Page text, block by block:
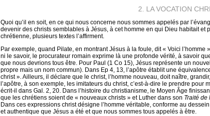
2. LA VOCATION
Quoi qu’il en soit, en ce qui nous concerne nous sommes appelés par
devenir des christs semblables à Jésus, à cet homme en qui Dieu habitait et
chrétienne, plusieurs textes l’affirment.
Par exemple, quand Pilate, en montrant Jésus à la foule, dit « Voici
ni le savoir, le procurateur romain exprime là une profonde vérité, à savoir
que nous devrions tous être. Pour Paul (1 Co 15), Jésus représente un
propre mais un nom commun). Dans Ep 4, 13, l’apôtre établit une
christ ». Ailleurs, il déclare que le christ, l’homme nouveau, doit naître,
l’apôtre, à son exemple, les imitateurs du christ, c’est-à-dire le prendre pour
écrit-il dans Gal. 2, 20. Dans l’histoire du christianisme, le Moyen Âge
que les chrétiens soient de « nouveaux christs » et Luther dans son Traité de
Dans ces expressions christ désigne l’homme véritable, conforme au
et authentique que Jésus a été et que nous sommes tous appelés à être.